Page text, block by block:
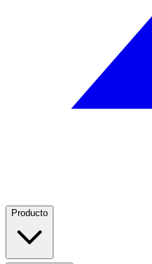
Producto